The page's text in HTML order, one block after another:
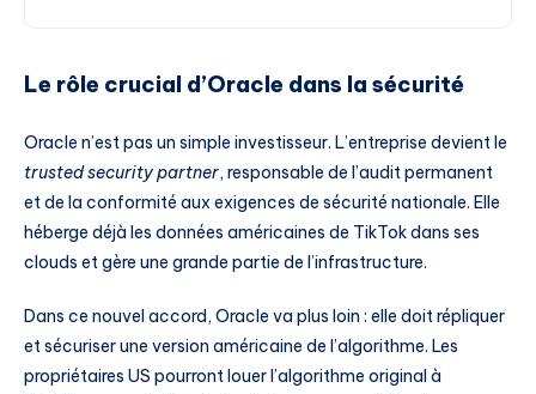
Le rôle crucial d’Oracle dans la sécurité
Oracle n’est pas un simple investisseur. L’entreprise devient le
trusted security partner, responsable de l’audit permanent
et de la conformité aux exigences de sécurité nationale. Elle
héberge déjà les données américaines de TikTok dans ses
clouds et gère une grande partie de l’infrastructure.
Dans ce nouvel accord, Oracle va plus loin : elle doit répliquer
et sécuriser une version américaine de l’algorithme. Les
propriétaires US pourront louer l’algorithme original à